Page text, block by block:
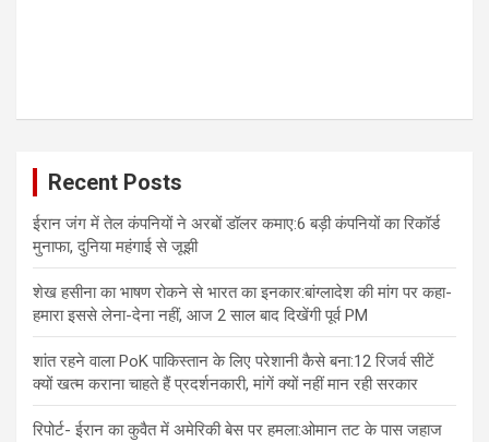
Recent Posts
ईरान जंग में तेल कंपनियों ने अरबों डॉलर कमाए:6 बड़ी कंपनियों का रिकॉर्ड
मुनाफा, दुनिया महंगाई से जूझी
शेख हसीना का भाषण रोकने से भारत का इनकार:बांग्लादेश की मांग पर कहा-
हमारा इससे लेना-देना नहीं, आज 2 साल बाद दिखेंगी पूर्व PM
शांत रहने वाला PoK पाकिस्तान के लिए परेशानी कैसे बना:12 रिजर्व सीटें
क्यों खत्म कराना चाहते हैं प्रदर्शनकारी, मांगें क्यों नहीं मान रही सरकार
रिपोर्ट- ईरान का कुवैत में अमेरिकी बेस पर हमला:ओमान तट के पास जहाज